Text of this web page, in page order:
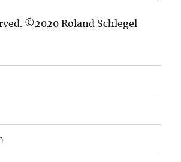
©2020 Roland Schlegel